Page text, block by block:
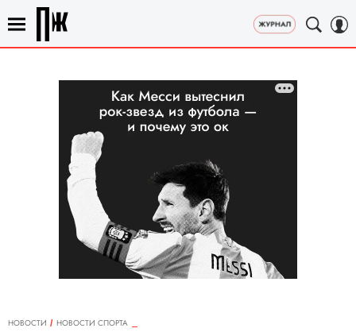
НОВОСТИ
НОВОСТИ СПОРТА